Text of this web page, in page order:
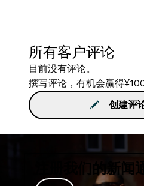
所有客户评论
目前没有评论。
撰写评论，有机会赢得
创建评
注册我们的新闻